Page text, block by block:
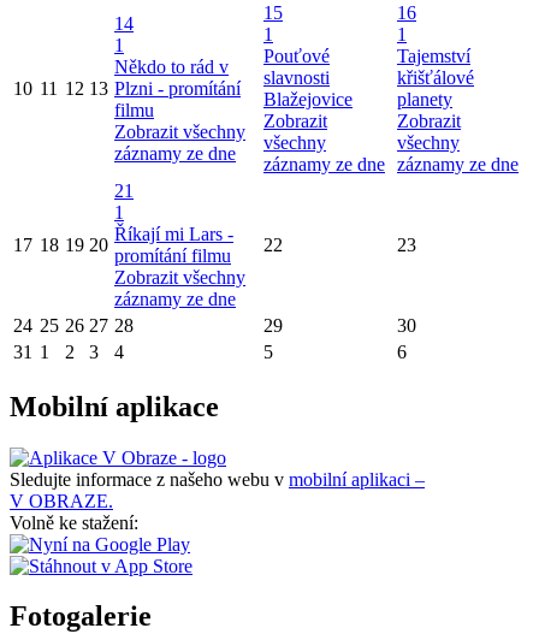
10 11 12 13
14
1
Někdo to rád v
Plzni - promítání
filmu
Zobrazit všechny
záznamy ze dne
15
1
Pouťové
slavnosti
Blažejovice
Zobrazit
všechny
záznamy ze dne
16
1
Tajemství
křišťálové
planety
Zobrazit
všechny
záznamy ze dne
17 18 19 20
21
1
Říkají mi Lars -
promítání filmu
Zobrazit všechny
záznamy ze dne
22 23
24 25 26 27 28 29
30
31 1 2 3 4 5 6
Mobilní aplikace
Sledujte informace z našeho webu v mobilní aplikaci –
V OBRAZE.
Volně ke stažení:
Fotogalerie